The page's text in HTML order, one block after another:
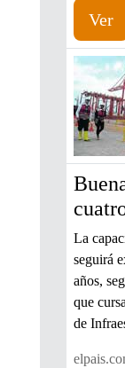
Ver
La
seguirá
años,
que
de